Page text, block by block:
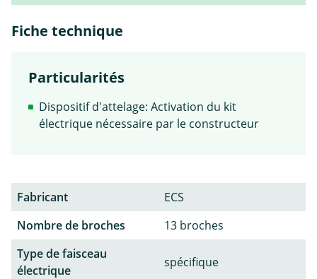
Fiche technique
Particularités
Dispositif d'attelage: Activation du kit
électrique nécessaire par le constructeur
Fabricant
ECS
Nombre de broches
13 broches
Type de faisceau
électrique
spécifique